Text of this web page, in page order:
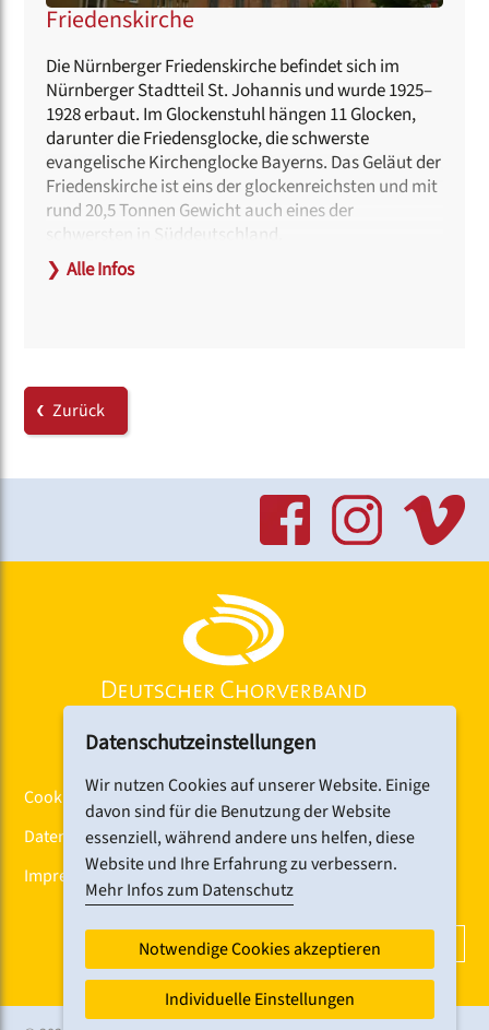
Friedenskirche
Die Nürnberger Friedenskirche befindet sich im
Nürnberger Stadtteil St. Johannis und wurde 1925–
1928 erbaut. Im Glockenstuhl hängen 11 Glocken,
darunter die Friedensglocke, die schwerste
evangelische Kirchenglocke Bayerns. Das Geläut der
Friedenskirche ist eins der glockenreichsten und mit
rund 20,5 Tonnen Gewicht auch eines der
schwersten in Süddeutschland.
Unweit der Kirche befindet sich der Friedhof St.
Hinweise zur Barrierefreiheit:
Am Eingang kann eine Rampe bereitgestellt werden.
Dafür wird eine Anmeldung beim Projektbüro
chorverband.de
Behindertengerechte Toiletten befinden sich im
Hallerstraße (Tram 6) sowie Lange Zeile oder
Klinikum Nord (Bus 34)
❯ Alle Infos
Zurück
Cookiebanner
Datenschutz
Impressum
DCV-NEWSLETTER ABONNIEREN
Datenschutzeinstellungen
Wir nutzen Cookies auf unserer Website. Einige
davon sind für die Benutzung der Website
essenziell, während andere uns helfen, diese
Website und Ihre Erfahrung zu verbessern.
Mehr Infos zum Datenschutz
Notwendige Cookies akzeptieren
Individuelle Einstellungen